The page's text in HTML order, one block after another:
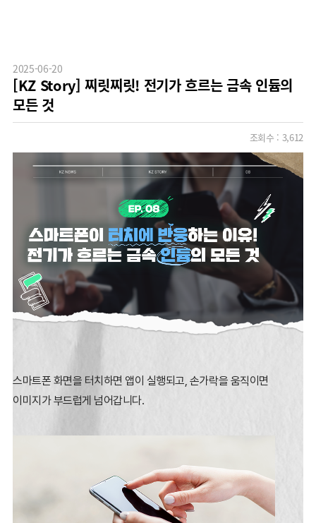
[KZ Story] 찌릿찌릿! 전기가 흐르는 금속 인듐의
모든 것
2025-06-20
조회수 : 3,612
스마트폰 화면을 터치하면 앱이 실행되고, 손가락을 움직이면
이미지가 부드럽게 넘어갑니다.